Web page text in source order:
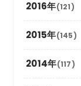
2025年2月
2024年3月
2024年2月
2023年5月
2023年4月
2023年3月
2023年2月
2022年6月
2022年5月
2022年4月
2022年3月
2021年7月
2021年6月
2021年5月
2020年7月
2020年6月
2019年9月
2019年7月
2018年10月
2018年9月
2017年12月
2017年11月
2017年10月
2017年9月
2016年(121)
2016年12月
2016年11月
2016年10月
2015年(145)
2015年12月
2014年(117)